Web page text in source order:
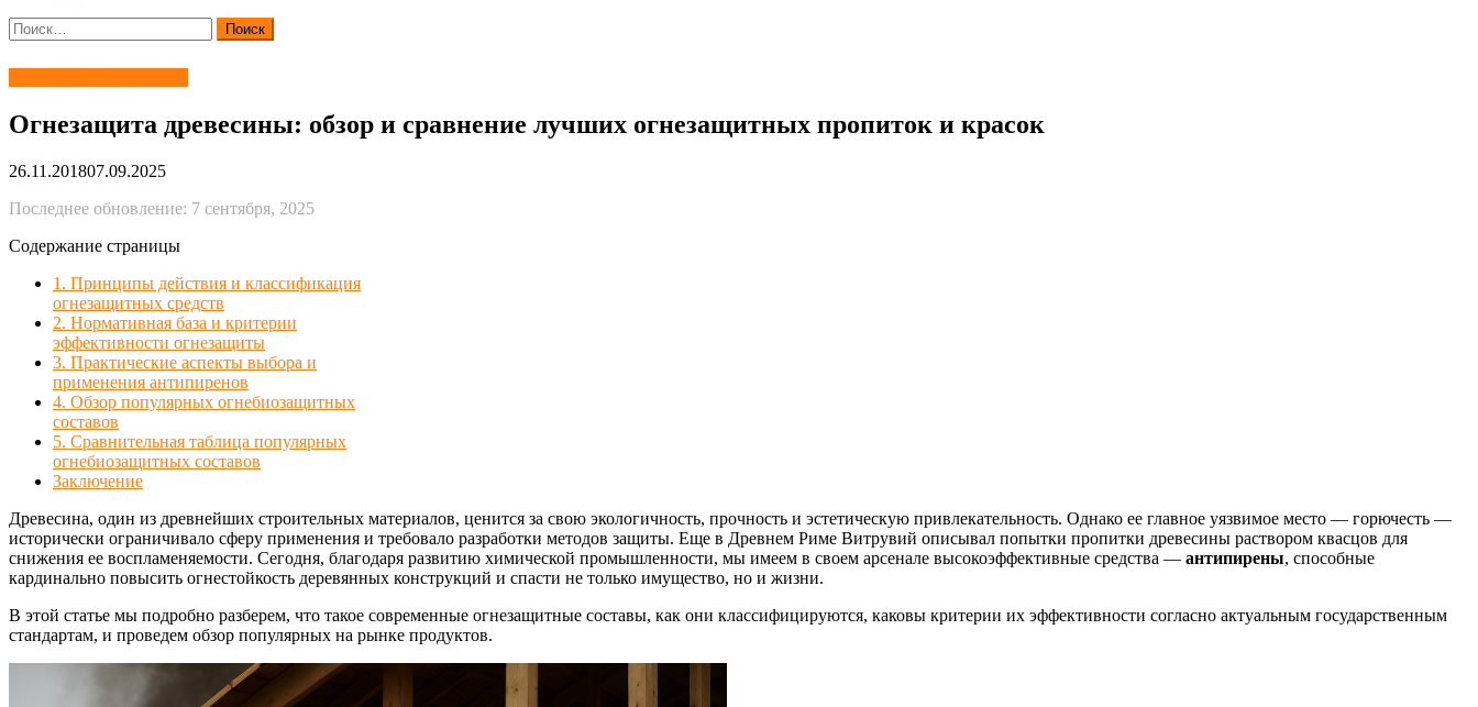
Найти:
Огнезащита древесины: обзор и сравнение лучших огнезащитных пропиток и красок
26.11.201807.09.2025
Последнее обновление: 7 сентября, 2025
Содержание страницы
1. Принципы действия и классификация
огнезащитных средств
2. Нормативная база и критерии
эффективности огнезащиты
3. Практические аспекты выбора и
применения антипиренов
4. Обзор популярных огнебиозащитных
составов
5. Сравнительная таблица популярных
огнебиозащитных составов
Заключение
Древесина, один из древнейших строительных материалов, ценится за свою экологичность, прочность и эстетическую привлекательность. Однако ее главное уязвимое место — горючесть —
исторически ограничивало сферу применения и требовало разработки методов защиты. Еще в Древнем Риме Витрувий описывал попытки пропитки древесины раствором квасцов для
снижения ее воспламеняемости. Сегодня, благодаря развитию химической промышленности, мы имеем в своем арсенале высокоэффективные средства — антипирены, способные
кардинально повысить огнестойкость деревянных конструкций и спасти не только имущество, но и жизни.
В этой статье мы подробно разберем, что такое современные огнезащитные составы, как они классифицируются, каковы критерии их эффективности согласно актуальным государственным
стандартам, и проведем обзор популярных на рынке продуктов.